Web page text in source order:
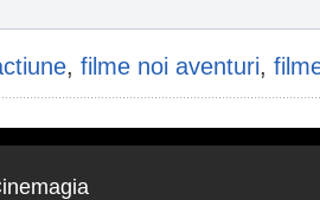
, filme noi aventuri,